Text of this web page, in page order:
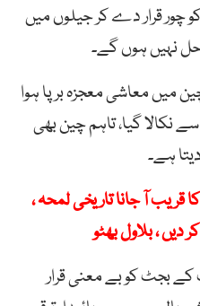
چور قرار دے کر جیلوں میں
نہیں ہوں گے۔
میں معاشی معجزہ برپا ہوا
نکالا گیا، تاہم چین بھی
ہے۔
آ جانا تاریخی لمحہ ،
، بلاول بھٹو
بجٹ کو بے معنی قرار